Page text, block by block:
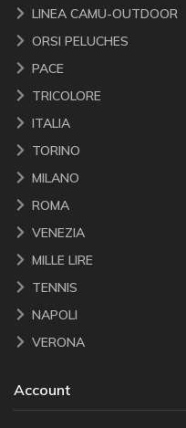
LINEA CAMU-OUTDOOR
ORSI PELUCHES
PACE
TRICOLORE
ITALIA
TORINO
MILANO
ROMA
VENEZIA
MILLE LIRE
TENNIS
NAPOLI
VERONA
Account